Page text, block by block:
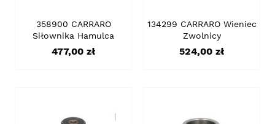
358900 CARRARO
Siłownika Hamulca
Cena
477,00 zł
134299 CARRARO Wieniec
Zwolnicy
Cena
524,00 zł